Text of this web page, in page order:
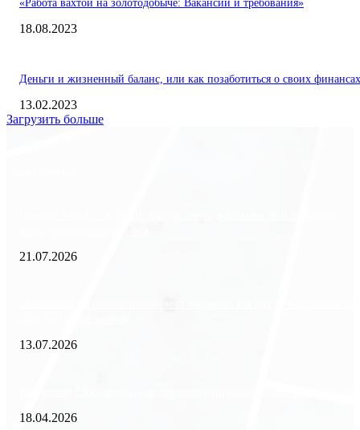
«Работа вахтой на золотодобыче: Вакансии и требования»
18.08.2023
Деньги и жизненный баланс, или как позаботиться о своих финансах
13.02.2023
Загрузить больше
21.07.2026
13.07.2026
18.04.2026